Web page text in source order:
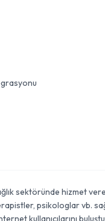
sektöründe hizmet
psikologlar vb.
kullanıcılarını